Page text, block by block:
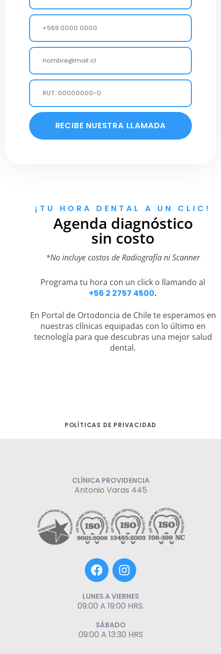
RECIBE NUESTRA LLAMADA
¡TU HORA DENTAL A UN CLIC!
Agenda diagnóstico
sin costo
*No incluye costos de Radiografía ni Scanner
Programa tu hora con un click o llamando al
+56 2 2757 4500.
En Portal de Ortodoncia de Chile te esperamos en
nuestras clínicas equipadas con lo último en
tecnología para que descubras una mejor salud
dental.
POLÍTICAS DE PRIVACIDAD
CLÍNICA PROVIDENCIA
Antonio Varas 445
F
a
c
e
b
o
o
I
n
s
t
a
g
r
LUNES A VIERNES
09:00 A 19:00 HRS.
SÁBADO
09:00 A 13:30 HRS